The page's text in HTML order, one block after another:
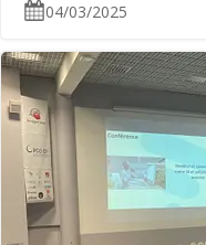
04/03/2025